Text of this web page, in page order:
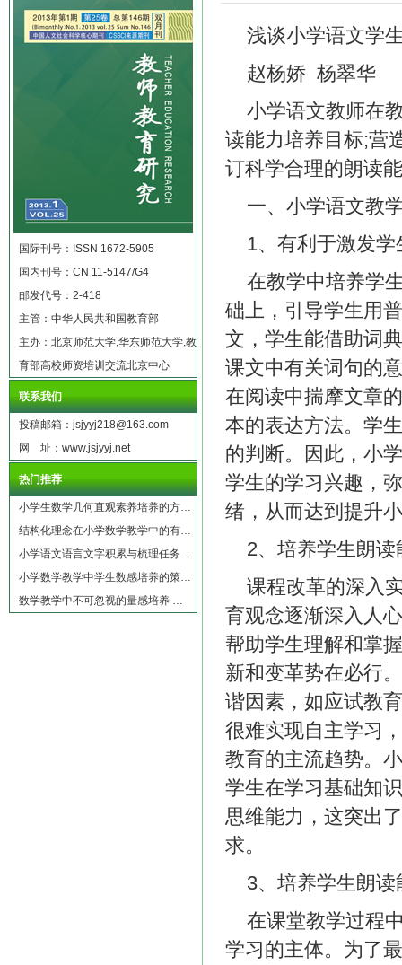
国际刊号：ISSN 1672-5905
国内刊号：CN 11-5147/G4
邮发代号：2-418
主管：中华人民共和国教育部
主办：北京师范大学,华东师范大学,教
育部高校师资培训交流北京中心
联系我们
投稿邮箱：jsjyyj218@163.com
网 址：www.jsjyyj.net
热门推荐
小学生数学几何直观素养培养的方…
结构化理念在小学数学教学中的有…
小学语文语言文字积累与梳理任务…
小学数学教学中学生数感培养的策…
数学教学中不可忽视的量感培养 …
浅谈小学语文学
赵杨娇 杨翠华
小学语文教师在
读能力培养目标;营
订科学合理的朗读
一、小学语文教
1、有利于激发
在教学中培养学
础上，引导学生用
文，学生能借助词
课文中有关词句的
在阅读中揣摩文章
本的表达方法。学
的判断。因此，小
学生的学习兴趣，
绪，从而达到提升
2、培养学生朗
课程改革的深入
育观念逐渐深入人
帮助学生理解和掌
新和变革势在必行
谐因素，如应试教
很难实现自主学习
教育的主流趋势。
学生在学习基础知
思维能力，这突出
求。
3、培养学生朗
在课堂教学过程
学习的主体。为了